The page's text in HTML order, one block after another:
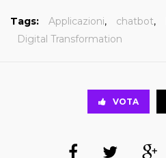
Tags: Applicazioni, chatbot,
Digital Transformation
VOTA